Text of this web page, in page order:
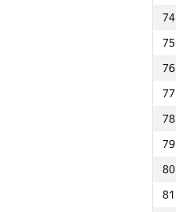
74
75
76
77
78
79
80
81
51
52
53
54
55
56
57
58